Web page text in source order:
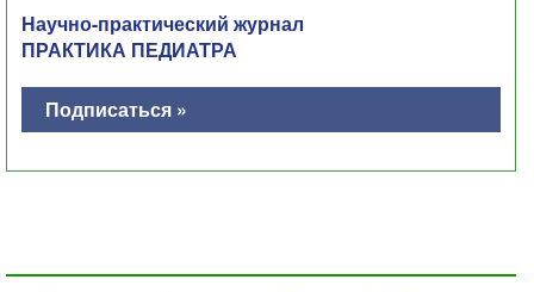
Научно-практический журнал
ПРАКТИКА ПЕДИАТРА
Подписаться »